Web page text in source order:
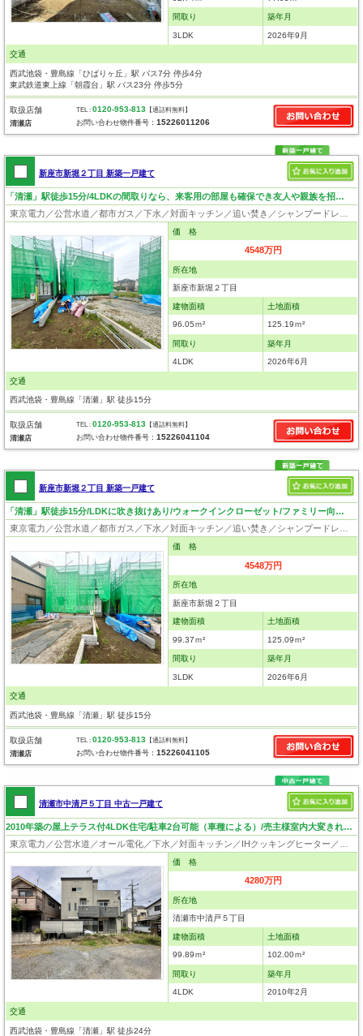
間取り
3LDK
築年月
2026年9月
交通
西武池袋・豊島線「ひばりヶ丘」駅 バス7分 停歩4分
東武鉄道東上線「朝霞台」駅 バス23分 停歩5分
取扱店舗
清瀬店
TEL :0120-953-813 【通話料無料】
お問い合わせ物件番号：15226011206
新座市新堀２丁目 新築一戸建て
「清瀬」駅徒歩15分/4LDKの間取りなら、来客用の部屋も確保でき友人や親族を招待しやすいです
価 格
4548万円
所在地
新座市新堀２丁目
建物面積
96.05ｍ²
土地面積
125.19ｍ²
間取り
4LDK
築年月
2026年6月
交通
西武池袋・豊島線「清瀬」駅 徒歩15分
取扱店舗
清瀬店
TEL :0120-953-813 【通話料無料】
お問い合わせ物件番号：15226041104
新座市新堀２丁目 新築一戸建て
「清瀬」駅徒歩15分/LDKに吹き抜けあり/ウォークインクローゼット/ファミリー向け4LDK
東京電力／公営水道／都市ガス／下水／対面キッチン／追い焚き／シャンプードレッサー／浴室換気乾燥機／ウォシュレット／システムキッチン／浄水器／床下収納／ウォークインクローゼット／フローリング／クローゼット／フラット35適合証明書
価 格
4548万円
所在地
新座市新堀２丁目
建物面積
99.37ｍ²
土地面積
125.09ｍ²
間取り
3LDK
築年月
2026年6月
交通
西武池袋・豊島線「清瀬」駅 徒歩15分
取扱店舗
清瀬店
TEL :0120-953-813 【通話料無料】
お問い合わせ物件番号：15226041105
清瀬市中清戸５丁目 中古一戸建て
2010年築の屋上テラス付4LDK住宅/駐車2台可能（車種による）/売主様室内大変きれいにお使いです/陽当良好
価 格
4280万円
所在地
清瀬市中清戸５丁目
建物面積
99.89ｍ²
土地面積
102.00ｍ²
間取り
4LDK
築年月
2010年2月
交通
西武池袋・豊島線「清瀬」駅 徒歩24分